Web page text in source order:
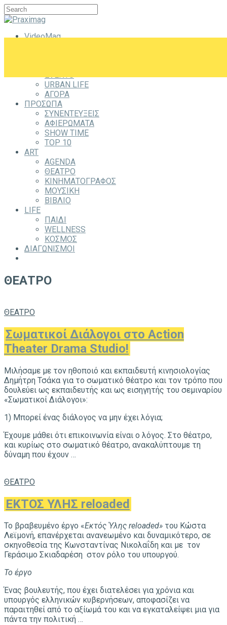
VideoMag
EVENTS
URBAN LIFE
ΑΓΟΡΑ
ΠΡΟΣΩΠΑ
ΣΥΝΕΝΤΕΥΞΕΙΣ
ΑΦΙΕΡΩΜΑΤΑ
SHOW TIME
TOP 10
ART
AGENDA
ΘΕΑΤΡΟ
ΚΙΝΗΜΑΤΟΓΡΑΦΟΣ
ΜΟΥΣΙΚΗ
ΒΙΒΛΙΟ
LIFE
ΠΑΙΔΙ
WELLNESS
ΚΟΣΜΟΣ
ΔΙΑΓΩΝΙΣΜΟΙ
ΘΕΑΤΡΟ
ΘΕΑΤΡΟ
Σωματικοί Διάλογοι στο Action
Theater Drama Studio!
Μιλήσαμε με τον ηθοποιό και εκπαιδευτή κινησιολογίας
Δημήτρη Τσάκα για το σωματικό θέατρο και τον τρόπο που
δουλεύει ως εκπαιδευτής και ως εισηγητής του σεμιναρίου
«Σωματικοί Διάλογοι»:
1) Μπορεί ένας διάλογος να μην έχει λόγια;
Έχουμε μάθει ότι επικοινωνία είναι ο λόγος. Στο θέατρο,
και κυρίως στο σωματικό θέατρο, ανακαλύπτουμε τη
δύναμη που έχουν …
ΘΕΑΤΡΟ
ΕΚΤΟΣ ΥΛΗΣ reloaded
Το βραβευμένο έργο «Εκτός Ύλης reloaded» του Κώστα
Λεϊμονή, επανέρχεται ανανεωμένο και δυναμικότερο, σε
σκηνοθεσία της Κωνσταντίνας Νικολαΐδη και με τον
Γεράσιμο Σκιαδαρέση στον ρόλο του υπουργού.
Το έργο
Ένας βουλευτής, που έχει διατελέσει για χρόνια και
υπουργός ελληνικών κυβερνήσεων, αποφασίζει να
παραιτηθεί από το αξίωμά του και να εγκαταλείψει μια για
πάντα την πολιτική …